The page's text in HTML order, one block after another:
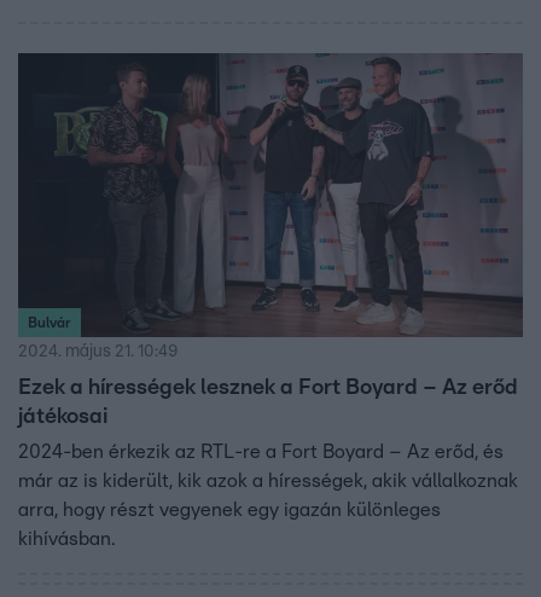
megmérettetésekre, milyen fóbiákkal küzdenek, és hogy
milyen típusú játékokat várnak a leginkább.
Bulvár
2024. május 21. 10:49
Ezek a hírességek lesznek a Fort Boyard – Az erőd
játékosai
2024-ben érkezik az RTL-re a Fort Boyard – Az erőd, és
már az is kiderült, kik azok a hírességek, akik vállalkoznak
arra, hogy részt vegyenek egy igazán különleges
kihívásban.